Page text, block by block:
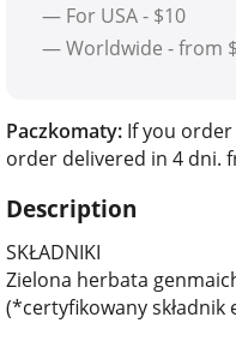
— For USA - $10
— Worldwide - from
Paczkomaty: If you
order delivered in 4 dni.
Description
SKŁADNIKI
Zielona herbata
(*certyfikowany składnik